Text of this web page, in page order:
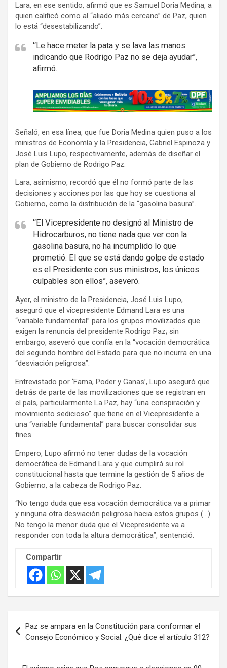
Lara, en ese sentido, afirmó que es Samuel Doria Medina, a
quien calificó como al “aliado más cercano” de Paz, quien
lo está “desestabilizando”.
“Le hace meter la pata y se lava las manos
indicando que Rodrigo Paz no se deja ayudar”,
afirmó.
A
d
e
r
t
s
e
e
n
t
:
Señaló, en esa línea, que fue Doria Medina quien puso a los
ministros de Economía y la Presidencia, Gabriel Espinoza y
José Luis Lupo, respectivamente, además de diseñar el
plan de Gobierno de Rodrigo Paz.
Lara, asimismo, recordó que él no formó parte de las
decisiones y acciones por las que hoy se cuestiona al
Gobierno, como la distribución de la “gasolina basura”.
“El Vicepresidente no designó al Ministro de
Hidrocarburos, no tiene nada que ver con la
gasolina basura, no ha incumplido lo que
prometió. El que se está dando golpe de estado
es el Presidente con sus ministros, los únicos
culpables son ellos”, aseveró.
Ayer, el ministro de la Presidencia, José Luis Lupo,
aseguró que el vicepresidente Edmand Lara es una
“variable fundamental” para los grupos movilizados que
exigen la renuncia del presidente Rodrigo Paz; sin
embargo, aseveró que confía en la “vocación democrática
del segundo hombre del Estado para que no incurra en una
“desviación peligrosa”.
Entrevistado por ‘Fama, Poder y Ganas’, Lupo aseguró que
detrás de parte de las movilizaciones que se registran en
el país, particularmente La Paz, hay “una conspiración y
movimiento sedicioso” que tiene en el Vicepresidente a
una “variable fundamental” para buscar consolidar sus
fines.
Empero, Lupo afirmó no tener dudas de la vocación
democrática de Edmand Lara y que cumplirá su rol
constitucional hasta que termine la gestión de 5 años de
Gobierno, a la cabeza de Rodrigo Paz.
“No tengo duda que esa vocación democrática va a primar
y ninguna otra desviación peligrosa hacia estos grupos (…)
No tengo la menor duda que el Vicepresidente va a
responder con toda la altura democrática”, sentenció.
Compartir
de
entradas
Paz se ampara en la Constitución para conformar el
Consejo Económico y Social: ¿Qué dice el artículo 312?